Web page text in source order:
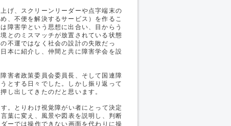
げ、スクリーンリーダーや点字端末の
、不便を解決するサービス）を作るこ
障害学という思想に出合い、目からう
とのミスマッチが放置されている状態
不運ではなく社会の設計の失敗だっ
本に紹介し、仲間と共に障害学会を設
害者政策委員会委員長、そして国連障
とする日々でした。しかし振り返って
し出してきたのだと思います。
。とりわけ視覚障がい者にとって決定
葉に変え、風景や図表を説明し、判断
ーでは操作できない画面を代わりに操